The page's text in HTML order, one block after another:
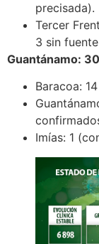
precisada).
Tercer
3 sin
Guantánamo:
Baracoa:
Imías: 1